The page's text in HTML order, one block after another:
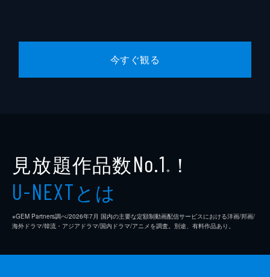
今すぐ観る
見放題作品数No.1 ※ ！
U-NEXTとは
※GEM Partners調べ/2026年7⽉ 国内の主要な定額制動画配信サービスにおける洋画/邦画/
海外ドラマ/韓流・アジアドラマ/国内ドラマ/アニメを調査。別途、有料作品あり。